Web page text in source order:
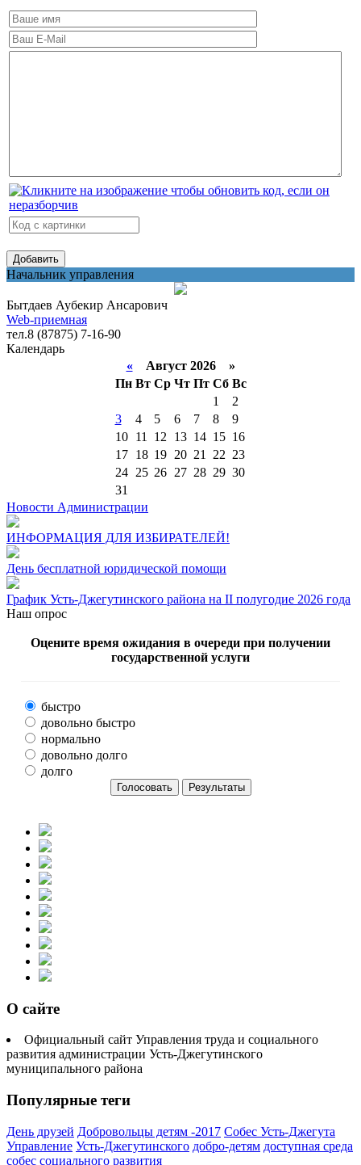
Начальник управления
Бытдаев Аубекир Ансарович
Web-приемная
тел.8 (87875) 7-16-90
Календарь
«Август 2026 »
Пн Вт Ср Чт Пт Сб Вс
1
2
3
4 5 6 7 8
9
10
11 12 13 14 15 16
17
18 19 20 21 22 23
24
25 26 27 28 29 30
31
Новости Администрации
ИНФОРМАЦИЯ ДЛЯ ИЗБИРАТЕЛЕЙ!
День бесплатной юридической помощи
График Усть-Джегутинского района на II полугодие 2026 года
Наш опрос
Оцените время ожидания в очереди при получении
государственной услуги
быстро
довольно быстро
нормально
довольно долго
долго
О сайте
Официальный сайт Управления труда и социального
развития администрации Усть-Джегутинского
муниципального района
Популярные теги
День друзей Добровольцы детям -2017 Собес Усть-Джегута
Управление Усть-Джегутинского добро-детям доступная среда
собес социального развития